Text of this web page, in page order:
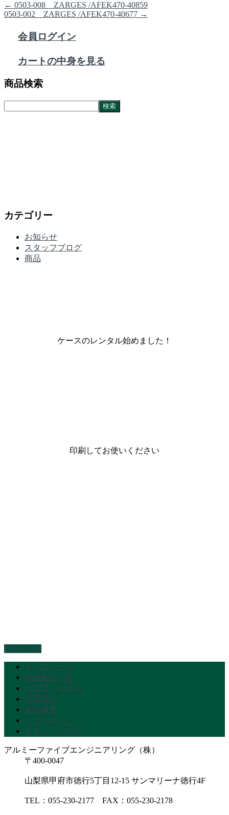
← 0503-008 ZARGES /AFEK470-40859
0503-002 ZARGES /AFEK470-40677 →
会員ログイン
カートの中身を見る
商品検索
カテゴリー
お知らせ
スタッフブログ
商品
ケースのレンタル始めました！
印刷してお使いください
PAGETOP
トップページ
取扱製品一覧
ご注文・お支払
品質保証
会社概要
ショールーム
スタッフブログ
アルミーファイブエンジニアリング（株）
〒400-0047
山梨県甲府市徳行5丁目12-15 サンマリーナ徳行4F
TEL：055-230-2177 FAX：055-230-2178